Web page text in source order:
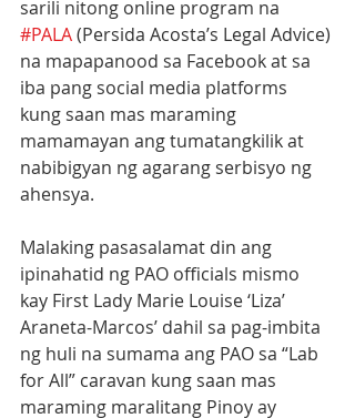
sarili nitong online program na
#PALA (Persida Acosta’s Legal Advice)
na mapapanood sa Facebook at sa
iba pang social media platforms
kung saan mas maraming
mamamayan ang tumatangkilik at
nabibigyan ng agarang serbisyo ng
ahensya.
Malaking pasasalamat din ang
ipinahatid ng PAO officials mismo
kay First Lady Marie Louise ‘Liza’
Araneta-Marcos’ dahil sa pag-imbita
ng huli na sumama ang PAO sa “Lab
for All” caravan kung saan mas
maraming maralitang Pinoy ay